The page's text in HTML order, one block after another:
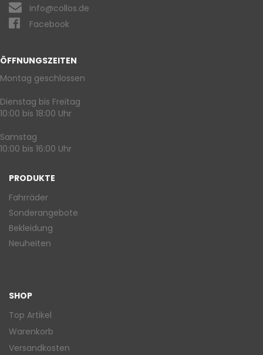
info@collos.de
Facebook
ÖFFNUNGSZEITEN
Montag geschlossen
Dienstag bis Freitag
10:00 bis 18:00 Uhr
Samstag
10:00 bis 16:00 Uhr
PRODUKTE
Fahrräder
Sonderangebote
Bekleidung
Neuheiten
SHOP
Top Artikel
Warenkorb
Versandkosten